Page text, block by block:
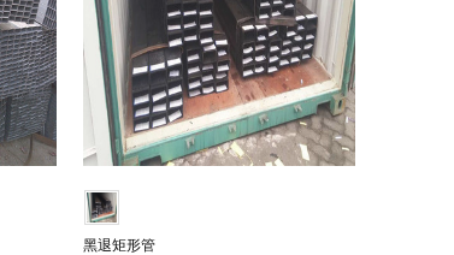
黑退矩形管